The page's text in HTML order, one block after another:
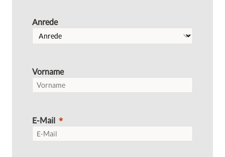
Anrede
Vorname
E-Mail